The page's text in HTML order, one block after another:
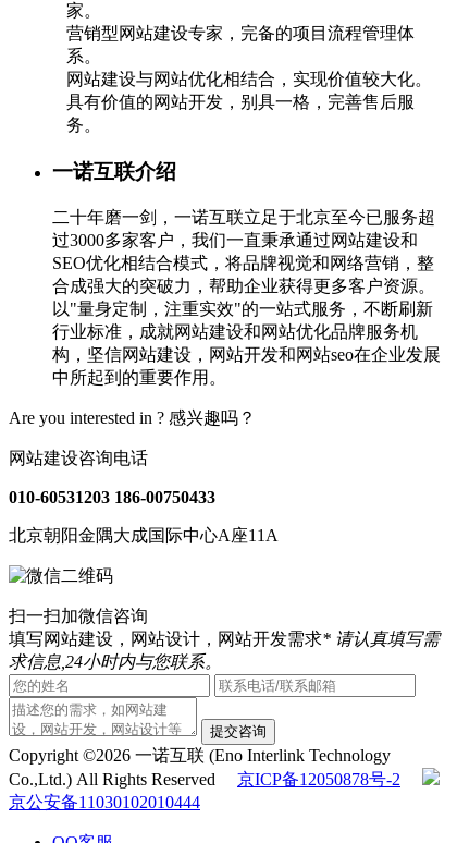
家。
营销型网站建设专家，完备的项目流程管理体
系。
网站建设与网站优化相结合，实现价值较大化。
具有价值的网站开发，别具一格，完善售后服
务。
一诺互联介绍
二十年磨一剑，一诺互联立足于北京至今已服务超
过3000多家客户，我们一直秉承通过网站建设和
SEO优化相结合模式，将品牌视觉和网络营销，整
合成强大的突破力，帮助企业获得更多客户资源。
以"量身定制，注重实效"的一站式服务，不断刷新
行业标准，成就网站建设和网站优化品牌服务机
构，坚信网站建设，网站开发和网站seo在企业发展
中所起到的重要作用。
Are you interested in ? 感兴趣吗？
网站建设咨询电话
010-60531203 186-00750433
北京朝阳金隅大成国际中心A座11A
扫一扫加微信咨询
填写网站建设，网站设计，网站开发需求* 请认真填写需
求信息,24小时内与您联系。
提交咨询
Copyright ©2026 一诺互联 (Eno Interlink Technology
Co.,Ltd.) All Rights Reserved 京ICP备12050878号-2
京公安备11030102010444